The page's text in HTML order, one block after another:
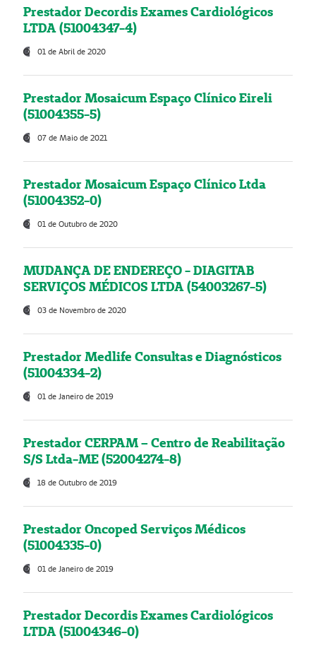
Prestador Decordis Exames Cardiológicos
LTDA (51004347-4)
01 de Abril de 2020
Prestador Mosaicum Espaço Clínico Eireli
(51004355-5)
07 de Maio de 2021
Prestador Mosaicum Espaço Clínico Ltda
(51004352-0)
01 de Outubro de 2020
MUDANÇA DE ENDEREÇO - DIAGITAB
SERVIÇOS MÉDICOS LTDA (54003267-5)
03 de Novembro de 2020
Prestador Medlife Consultas e Diagnósticos
(51004334-2)
01 de Janeiro de 2019
Prestador CERPAM – Centro de Reabilitação
S/S Ltda-ME (52004274-8)
18 de Outubro de 2019
Prestador Oncoped Serviços Médicos
(51004335-0)
01 de Janeiro de 2019
Prestador Decordis Exames Cardiológicos
LTDA (51004346-0)